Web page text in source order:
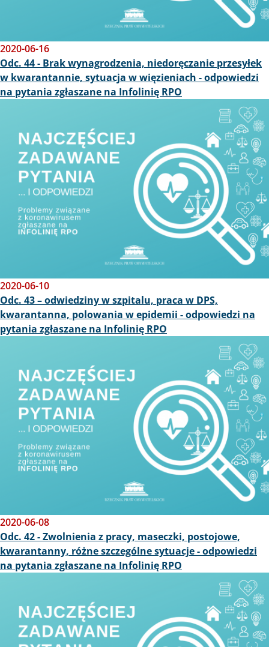
2020-06-16
Odc. 44 - Brak wynagrodzenia, niedoręczanie przesyłek
w kwarantannie, sytuacja w więzieniach - odpowiedzi
na pytania zgłaszane na Infolinię RPO
2020-06-10
Odc. 43 – odwiedziny w szpitalu, praca w DPS,
kwarantanna, polowania w epidemii - odpowiedzi na
pytania zgłaszane na Infolinię RPO
2020-06-08
Odc. 42 - Zwolnienia z pracy, maseczki, postojowe,
kwarantanny, różne szczególne sytuacje - odpowiedzi
na pytania zgłaszane na Infolinię RPO